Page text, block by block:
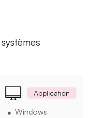
Application
Windows